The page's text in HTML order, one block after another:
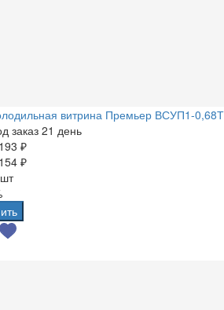
витрина Премьер ВСУП1-
заказ 21 день
₽
₽